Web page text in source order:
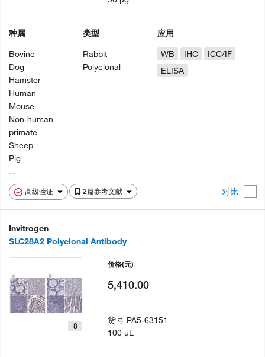
高级验证 2篇参考文献 对比
种属
Bovine
Dog
Hamster
Human
Mouse
Non-human
primate
Sheep
Pig
...
类型
Rabbit
Polyclonal
应用
WB
IHC
ICC/IF
ELISA
Invitrogen
SLC28A2 Polyclonal Antibody
8
价格(元)
5,410.00
货号 PA5-63151
100 µL